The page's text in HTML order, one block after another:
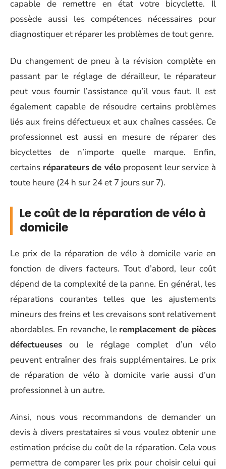
capable de remettre en état votre bicyclette. Il
possède aussi les compétences nécessaires pour
diagnostiquer et réparer les problèmes de tout genre.
Du changement de pneu à la révision complète en
passant par le réglage de dérailleur, le réparateur
peut vous fournir l’assistance qu’il vous faut. Il est
également capable de résoudre certains problèmes
liés aux freins défectueux et aux chaînes cassées. Ce
professionnel est aussi en mesure de réparer des
bicyclettes de n’importe quelle marque. Enfin,
certains réparateurs de vélo proposent leur service à
toute heure (24 h sur 24 et 7 jours sur 7).
Le coût de la réparation de vélo à
domicile
Le prix de la réparation de vélo à domicile varie en
fonction de divers facteurs. Tout d’abord, leur coût
dépend de la complexité de la panne. En général, les
réparations courantes telles que les ajustements
mineurs des freins et les crevaisons sont relativement
abordables. En revanche, le remplacement de pièces
défectueuses ou le réglage complet d’un vélo
peuvent entraîner des frais supplémentaires. Le prix
de réparation de vélo à domicile varie aussi d’un
professionnel à un autre.
Ainsi, nous vous recommandons de demander un
devis à divers prestataires si vous voulez obtenir une
estimation précise du coût de la réparation. Cela vous
permettra de comparer les prix pour choisir celui qui